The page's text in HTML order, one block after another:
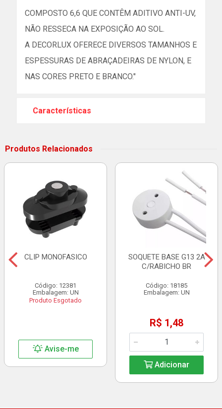
COMPOSTO 6,6 QUE CONTÊM ADITIVO ANTI-UV,
NÃO RESSECA NA EXPOSIÇÃO AO SOL.
A DECORLUX OFERECE DIVERSOS TAMANHOS E
ESPESSURAS DE ABRAÇADEIRAS DE NYLON, E
NAS CORES PRETO E BRANCO."
Características
Produtos Relacionados
CLIP MONOFASICO
Código: 12381
Embalagem: UN
Produto Esgotado
Avise-me
SOQUETE BASE G13 2A
C/RABICHO BR
Código: 18185
Embalagem: UN
R$ 1,48
Adicionar